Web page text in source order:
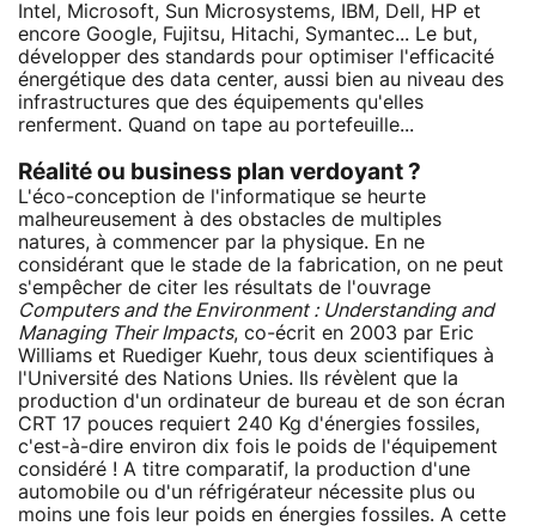
Intel, Microsoft, Sun Microsystems, IBM, Dell, HP et
encore Google, Fujitsu, Hitachi, Symantec... Le but,
développer des standards pour optimiser l'efficacité
énergétique des data center, aussi bien au niveau des
infrastructures que des équipements qu'elles
renferment. Quand on tape au portefeuille...
Réalité ou business plan verdoyant ?
L'éco-conception de l'informatique se heurte
malheureusement à des obstacles de multiples
natures, à commencer par la physique. En ne
considérant que le stade de la fabrication, on ne peut
s'empêcher de citer les résultats de l'ouvrage
Computers and the Environment : Understanding and
Managing Their Impacts, co-écrit en 2003 par Eric
Williams et Ruediger Kuehr, tous deux scientifiques à
l'Université des Nations Unies. Ils révèlent que la
production d'un ordinateur de bureau et de son écran
CRT 17 pouces requiert 240 Kg d'énergies fossiles,
c'est-à-dire environ dix fois le poids de l'équipement
considéré ! A titre comparatif, la production d'une
automobile ou d'un réfrigérateur nécessite plus ou
moins une fois leur poids en énergies fossiles. A cette